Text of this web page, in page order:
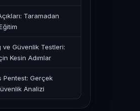
Taramadan
ve Güvenlik Testleri:
Kesin Adımlar
Pentest: Gerçek
Analizi